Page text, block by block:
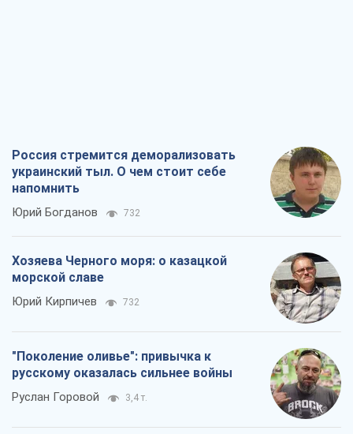
Россия стремится деморализовать
украинский тыл. О чем стоит себе
напомнить
Юрий Богданов 732
Хозяева Черного моря: о казацкой
морской славе
Юрий Кирпичев 732
"Поколение оливье": привычка к
русскому оказалась сильнее войны
Руслан Горовой 3,4 т.